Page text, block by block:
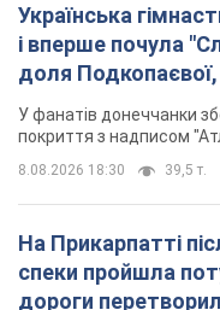
Українська
і вперше почула
доля Подкопаєвої,
"золото" Олімпіади
У фанатів донеччанки
покриття з надписом
8.08.2026 18:30 39,5 т.
На Прикарпатті
спеки пройшла
дороги